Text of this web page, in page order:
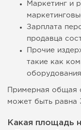
Маркетинг и
Зарплата
продавца
Прочие
такие как
Примерная общая
может быть равна
Какая площадь